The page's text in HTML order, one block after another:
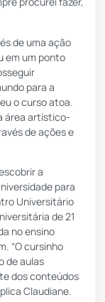
de uma ação
em um ponto
para a
o curso atoa.
área artístico-
de ações e
a
para
Universitário
de 21
no ensino
“O cursinho
de aulas
dos conteúdos
Claudiane.